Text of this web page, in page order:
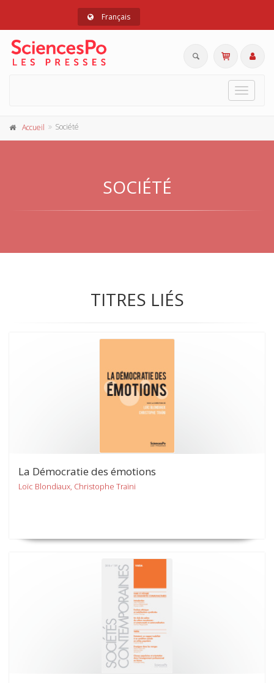
Français
Toggle
Accueil Société
SOCIÉTÉ
TITRES LIÉS
La Démocratie des émotions
Loïc Blondiaux, Christophe Traïni